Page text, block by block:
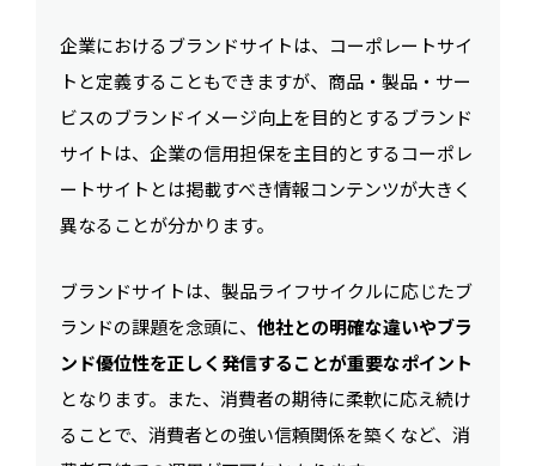
企業におけるブランドサイトは、コーポレートサイ
トと定義することもできますが、商品・製品・サー
ビスのブランドイメージ向上を目的とするブランド
サイトは、企業の信用担保を主目的とするコーポレ
ートサイトとは掲載すべき情報コンテンツが大きく
異なることが分かります。
ブランドサイトは、製品ライフサイクルに応じたブ
ランドの課題を念頭に、 他社との明確な違いやブラ
ンド優位性を正しく発信することが重要なポイント
となります。また、消費者の期待に柔軟に応え続け
ることで、消費者との強い信頼関係を築くなど、消